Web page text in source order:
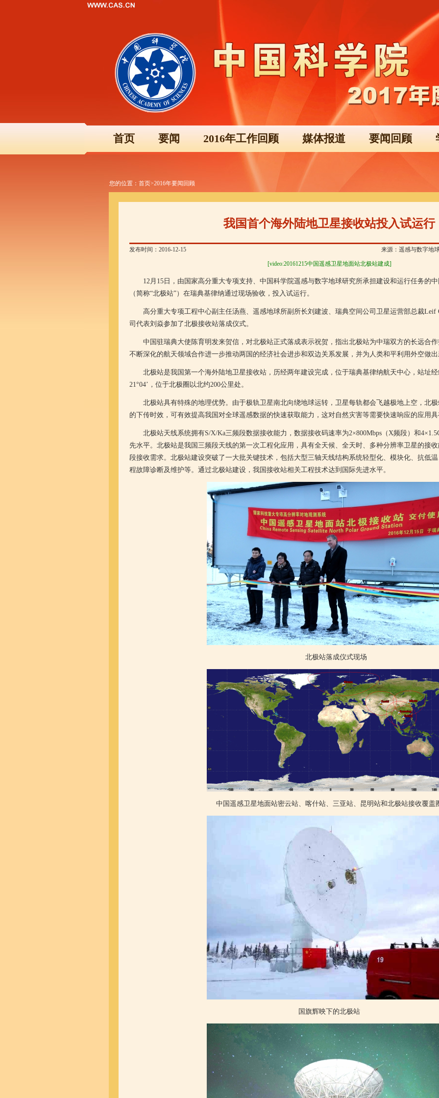
首页 要闻 2016年工作回顾 媒体报道 要闻回顾
您的位置： 首页>2016年要闻回顾
我国首个海外陆地卫星接收站投入试运行
发布时间：2016-12-15 来源：遥感与数字地
[video:20161215中国遥感卫星地面站北极站建成]
12月 15日，由国家高分重大专项支持、中国科学院遥感与数字地球研究所承担建设和运行任务的
（简称“北极站”）在瑞典基律纳通过现场验收，投入试运行。
高分重大专项工程中心副主任汤燕、遥感地球所副所长刘建波、瑞典空间公司卫星运营部总裁Leif
司代表刘焱参加了北极接收站落成仪式。
中国驻瑞典大使陈育明发来贺信，对北极站正式落成表示祝贺，指出北极站为中瑞双方的长远合
不断深化的航天领域合作进一步推动两国的经济社会进步和双边关系发展，并为人类和平利用外空做
北极站是我国第一个海外陆地卫星接收站，历经两年建设完成，位于瑞典基律纳航天中心，站址
21°04’，位于北极圈以北约200公里处。
北极站具有特殊的地理优势。由于极轨卫星南北向绕地球运转，卫星每轨都会飞越极地上空，北
的下传时效，可有效提高我国对全球遥感数据的快速获取能力，这对自然灾害等需要快速响应的应用
北极站天线系统拥有S/X/Ka三频段数据接收能力，数据接收码速率为2×800Mbps（X频段）和4×
先水平。北极站是我国三频段天线的第一次工程化应用，具有全天候、全天时、多种分辨率卫星的接
段接收需求。北极站建设突破了一大批关键技术，包括大型三轴天线结构系统轻型化、模块化、抗低
程故障诊断及维护等。通过北极站建设，我国接收站相关工程技术达到国际先进水平。
北极站落成仪式现场
中国遥感卫星地面站密云站、喀什站、三亚站、昆明站和北极站接收覆盖
国旗辉映下的北极站